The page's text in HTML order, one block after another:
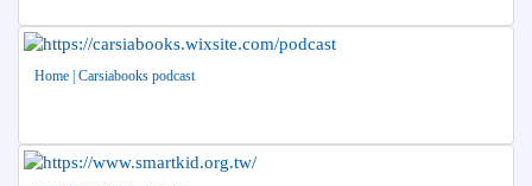
國少年跆拳道錦標賽 榮獲佳績！
2026-06-10
榮譽
恭喜本校參加「115年花蓮市語文競
2026-06-09
榮譽
賀 本校籃球隊參加 2026花蓮縣第46屆假
Home | Carsiabooks podcast